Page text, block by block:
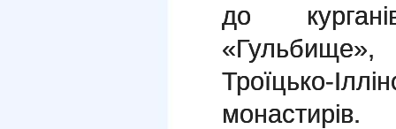
до
Троїцько-
монастирів.